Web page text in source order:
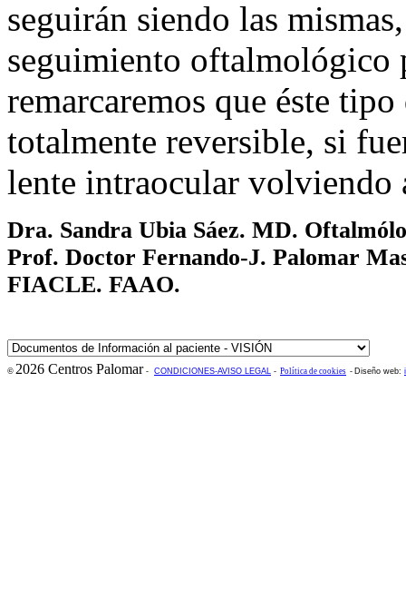
seguirán siendo las
seguimiento oftalmológico
remarcaremos que éste
totalmente reversible, si
lente intraocular volviendo
Dra. Sandra Ubia Sáez. MD.
Prof. Doctor Fernando-J. Palomar
FIACLE. FAAO.
© 2026 Centros Palomar- CONDICIONES-AVISO LEGAL - Política de cookies - Diseño web: